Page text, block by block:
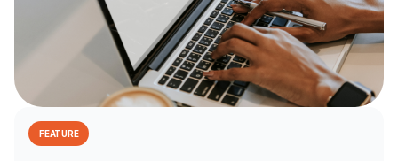
FEATURE